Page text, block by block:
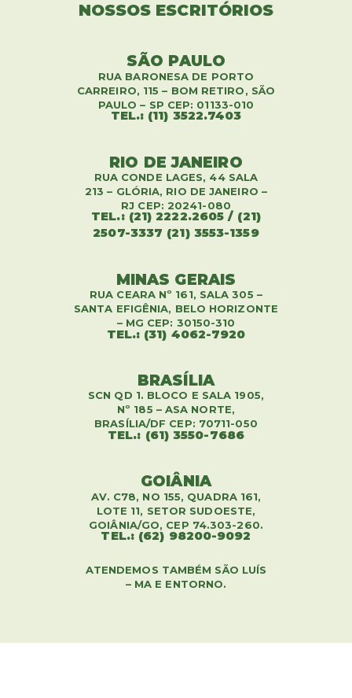
NOSSOS ESCRITÓRIOS
SÃO PAULO
RUA BARONESA DE PORTO
CARREIRO, 115 – BOM RETIRO, SÃO
PAULO – SP CEP: 01133-010
TEL.: (11) 3522.7403
RIO DE JANEIRO
RUA CONDE LAGES, 44 SALA
213 – GLÓRIA, RIO DE JANEIRO –
RJ CEP: 20241-080
TEL.: (21) 2222.2605 / (21)
2507-3337 (21) 3553-1359
MINAS GERAIS
RUA CEARA Nº 161, SALA 305 –
SANTA EFIGÊNIA, BELO HORIZONTE
– MG CEP: 30150-310
TEL.: (31) 4062-7920
BRASÍLIA
SCN QD 1. BLOCO E SALA 1905,
Nº 185 – ASA NORTE,
BRASÍLIA/DF CEP: 70711-050
TEL.: (61) 3550-7686
GOIÂNIA
AV. C78, NO 155, QUADRA 161,
LOTE 11, SETOR SUDOESTE,
GOIÂNIA/GO, CEP 74.303-260.
TEL.: (62) 98200-9092
ATENDEMOS TAMBÉM SÃO LUÍS
– MA E ENTORNO.